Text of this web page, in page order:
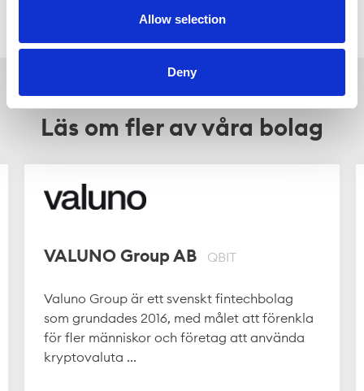
Allow selection
Deny
Läs om fler av våra bolag
VALUNO Group AB QBIT
Valuno Group är ett svenskt fintechbolag
som grundades 2016, med målet att förenkla
för fler människor och företag att använda
kryptovaluta ...